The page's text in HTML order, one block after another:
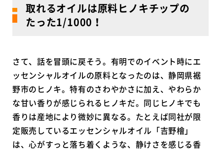
取れるオイルは原料ヒノキチップの
たった1/1000！
さて、話を冒頭に戻そう。有明でのイベント時にエ
ッセンシャルオイルの原料となったのは、静岡県裾
野市のヒノキ。特有のさわやかさに加え、やわらか
な甘い香りが感じられるヒノキだ。同じヒノキでも
香りは産地により微妙に異なる。たとえば同社が限
定販売しているエッセンシャルオイル「吉野檜」
は、心がすっと落ち着くような、静けさを感じる香